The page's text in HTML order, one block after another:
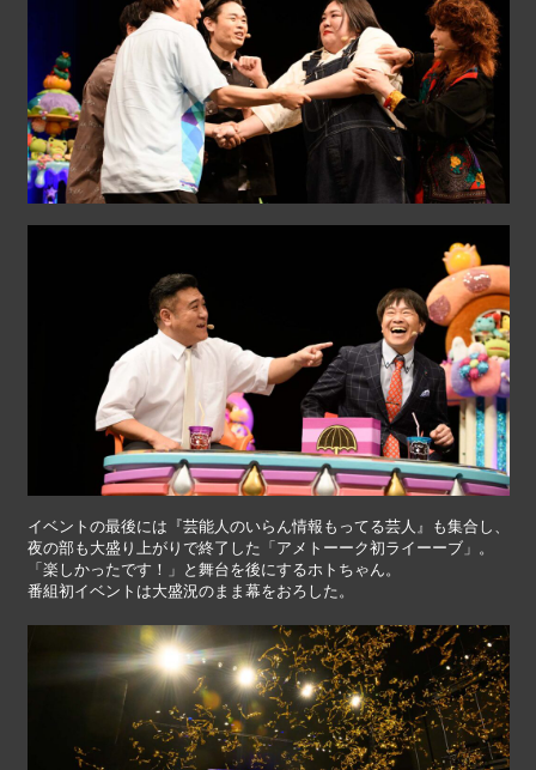
イベントの最後には『芸能人のいらん情報もってる芸人』も集合し、
夜の部も大盛り上がりで終了した「アメトーーク初ライーーブ」。
「楽しかったです！」と舞台を後にするホトちゃん。
番組初イベントは大盛況のまま幕をおろした。